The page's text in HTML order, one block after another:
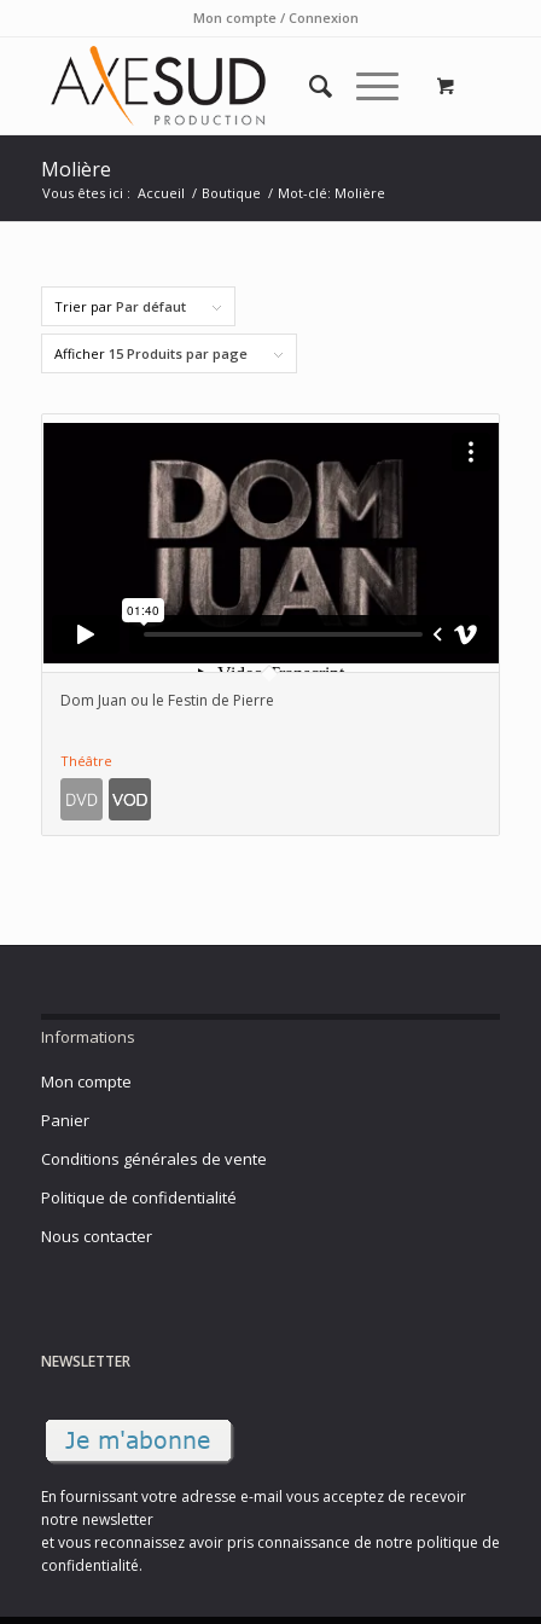
Mon compte / Connexion
Molière
Vous êtes ici : Accueil / Boutique / Mot-clé: Molière
Trier par Par défaut
Afficher 15 Produits par page
Dom Juan ou le Festin de Pierre
Théâtre
Informations
Mon compte
Panier
Conditions générales de vente
Politique de confidentialité
Nous contacter
NEWSLETTER
En fournissant votre adresse e-mail vous acceptez de recevoir
notre newsletter
et vous reconnaissez avoir pris connaissance de notre politique de
confidentialité.